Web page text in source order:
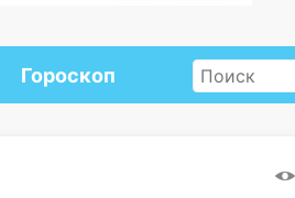
Гороскоп